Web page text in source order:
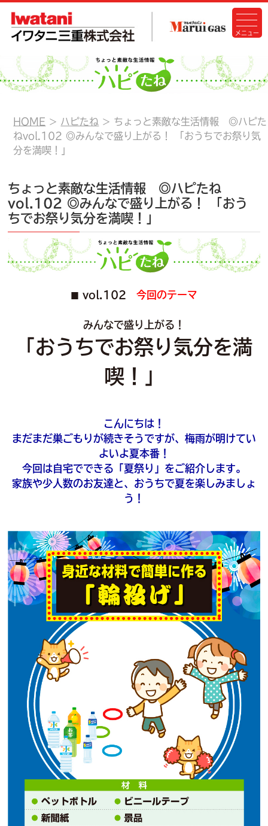
HOME ハピたね
ちょっと素敵な生活情報 ◎ハピた
ねvol.102 ◎みんなで盛り上がる！ 「おうちでお祭り気
分を満喫！」
ちょっと素敵な生活情報 ◎ハピたね
vol.102 ◎みんなで盛り上がる！ 「おう
ちでお祭り気分を満喫！」
vol.102 今回のテーマ
みんなで盛り上がる！
「おうちでお祭り気分を満
喫！」
こんにちは！
まだまだ巣ごもりが続きそうですが、梅雨が明けてい
よいよ夏本番！
今回は自宅でできる「夏祭り」をご紹介します。
家族や少人数のお友達と、おうちで夏を楽しみましょ
う！